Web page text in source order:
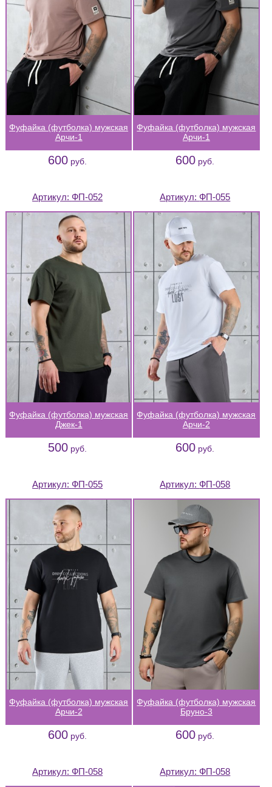
Фуфайка (футболка) мужская
Арчи-1
600 руб.
Фуфайка (футболка) мужская
Арчи-1
600 руб.
Артикул:ФП-052
Фуфайка (футболка) мужская
Джек-1
500 руб.
Артикул:ФП-055
Фуфайка (футболка) мужская
Арчи-2
600 руб.
Артикул:ФП-055
Фуфайка (футболка) мужская
Арчи-2
600 руб.
Артикул:ФП-058
Фуфайка (футболка) мужская
Бруно-3
600 руб.
Артикул:ФП-058 Артикул:ФП-058